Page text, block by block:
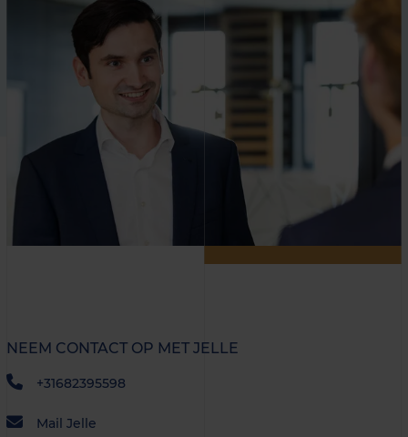
NEEM CONTACT OP MET JELLE
+31682395598
Mail Jelle